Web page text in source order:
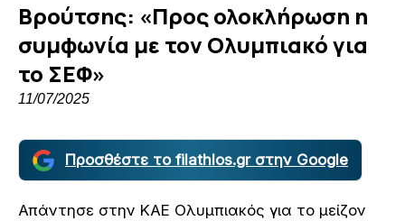
Βρούτσης: «Προς ολοκλήρωση η
συμφωνία με τον Ολυμπιακό για
το ΣΕΦ»
11/07/2025
Προσθέστε το filathlos.gr στην Google
Απάντησε στην ΚΑΕ Ολυμπιακός για το μείζον